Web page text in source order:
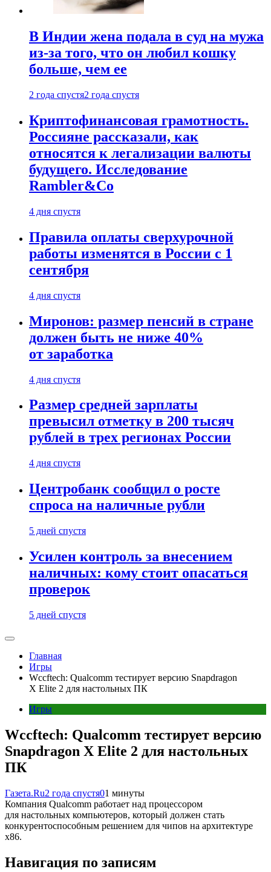
В Индии жена подала в суд на мужа
из-за того, что он любил кошку
больше, чем ее
2 года спустя2 года спустя
Криптофинансовая грамотность.
Россияне рассказали, как
относятся к легализации валюты
будущего. Исследование
Rambler&Co
4 дня спустя
Правила оплаты сверхурочной
работы изменятся в России с 1
сентября
4 дня спустя
Миронов: размер пенсий в стране
должен быть не ниже 40%
от заработка
4 дня спустя
Размер средней зарплаты
превысил отметку в 200 тысяч
рублей в трех регионах России
4 дня спустя
Центробанк сообщил о росте
спроса на наличные рубли
5 дней спустя
Усилен контроль за внесением
наличных: кому стоит опасаться
проверок
5 дней спустя
Главная
Игры
Wccftech: Qualcomm тестирует версию Snapdragon
X Elite 2 для настольных ПК
Игры
Wccftech: Qualcomm тестирует версию
Snapdragon X Elite 2 для настольных
ПК
Газета.Ru2 года спустя01 минуты
Компания Qualcomm работает над процессором
для настольных компьютеров, который должен стать
конкурентоспособным решением для чипов на архитектуре
x86.
Навигация по записям